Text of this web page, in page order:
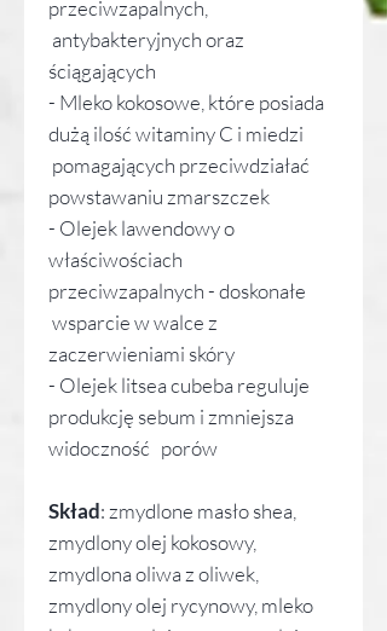
przeciwzapalnych,
antybakteryjnych oraz
ściągających
- Mleko kokosowe, które posiada
dużą ilość witaminy C i miedzi
pomagających przeciwdziałać
powstawaniu zmarszczek
- Olejek lawendowy o
właściwościach
przeciwzapalnych - doskonałe
wsparcie w walce z
zaczerwieniami skóry
- Olejek litsea cubeba reguluje
produkcję sebum i zmniejsza
widoczność porów
Skład: zmydlone masło shea,
zmydlony olej kokosowy,
zmydlona oliwa z oliwek,
zmydlony olej rycynowy, mleko